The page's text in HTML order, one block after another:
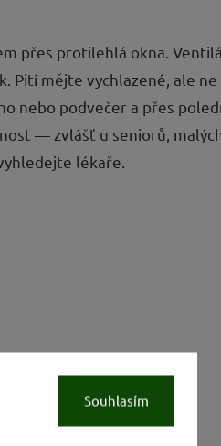
Souhlasím
přes protilehlá okna.
Pití mějte vychlazené, ale ne
nebo podvečer a přes
— zvlášť u seniorů,
lékaře.